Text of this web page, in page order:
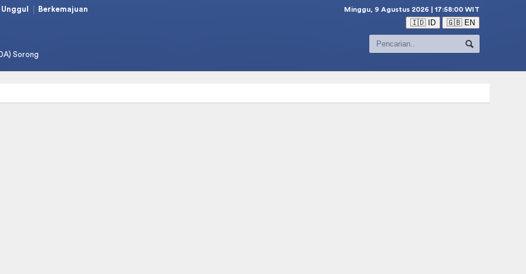
Unggul Berkemajuan
Sorong
Minggu, 9 Agustus 2026 | 17:58:01 WIT
🇮🇩 ID 🇬🇧 EN